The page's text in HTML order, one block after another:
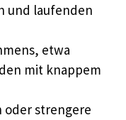
und laufenden
etwa
mit knappem
oder strengere